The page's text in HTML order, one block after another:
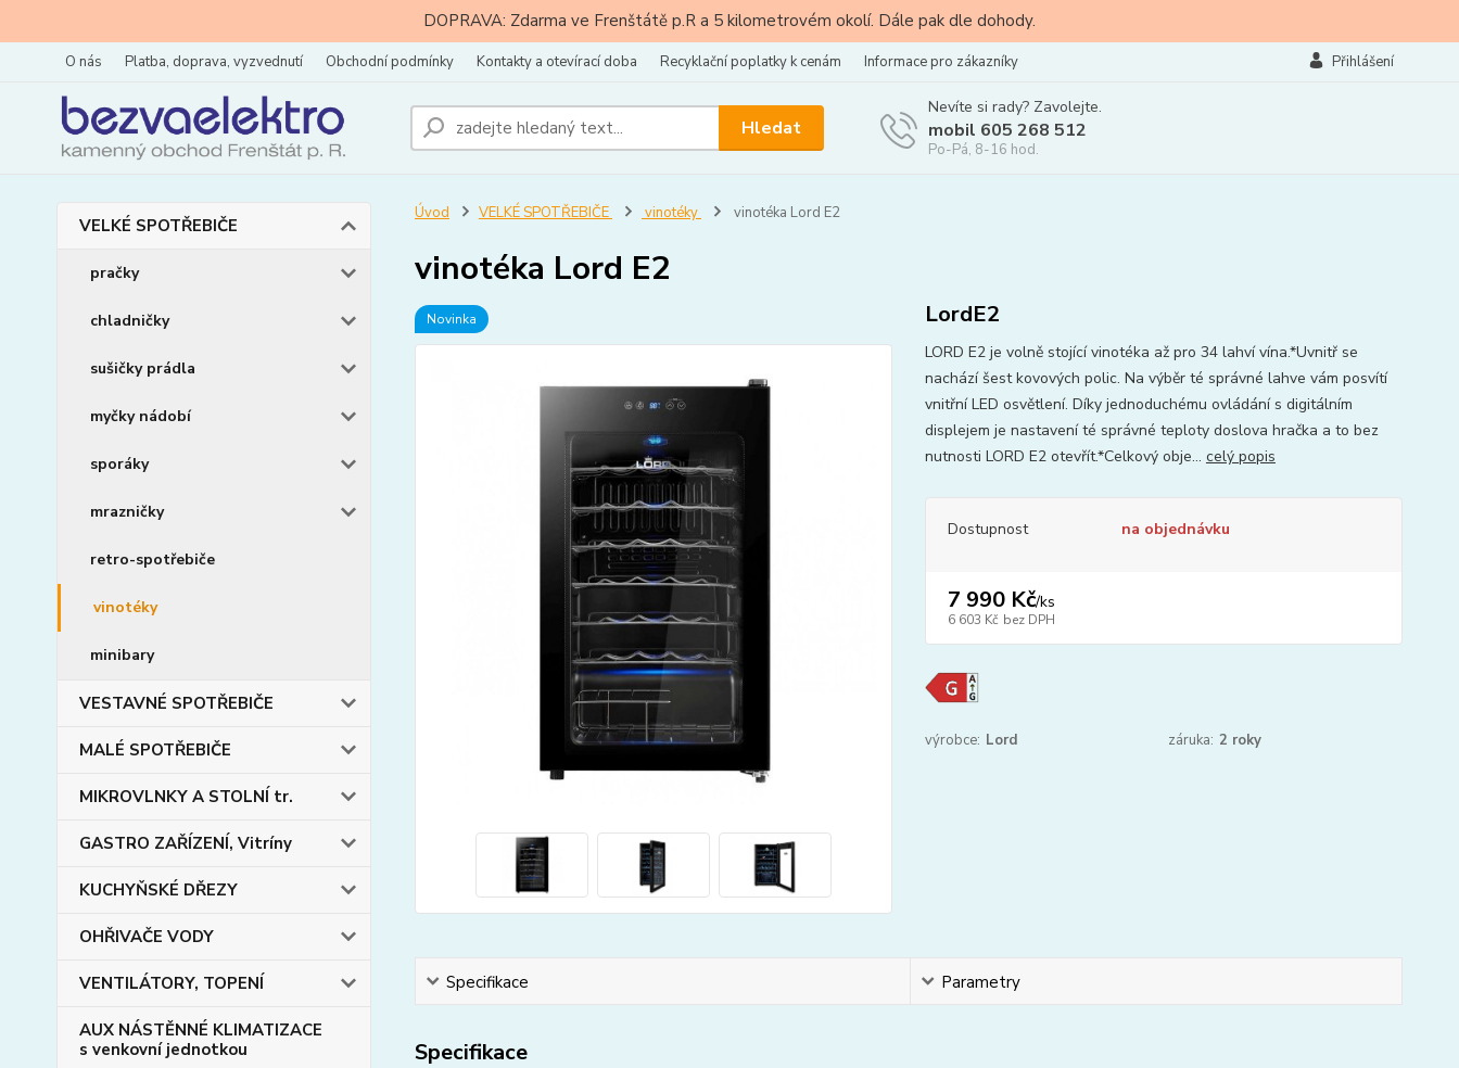
DOPRAVA: Zdarma ve Frenštátě p.R a 5 kilometrovém okolí. Dále pak dle dohody.
O nás Platba, doprava, vyzvednutí Obchodní podmínky Kontakty a otevírací doba Recyklační poplatky k cenám Informace pro zákazníky Přihlášení
Hledat
Nevíte si rady? Zavolejte.
mobil 605 268 512
Po-Pá, 8-16 hod.
VELKÉ SPOTŘEBIČE
pračky
chladničky
sušičky prádla
myčky nádobí
sporáky
mrazničky
retro-spotřebiče
vinotéky
minibary
VESTAVNÉ SPOTŘEBIČE
MALÉ SPOTŘEBIČE
MIKROVLNKY A STOLNÍ tr.
GASTRO ZAŘÍZENÍ, Vitríny
KUCHYŇSKÉ DŘEZY
OHŘIVAČE VODY
VENTILÁTORY, TOPENÍ
AUX NÁSTĚNNÉ KLIMATIZACE
s venkovní jednotkou
Úvod VELKÉ SPOTŘEBIČE vinotéky vinotéka Lord E2
vinotéka Lord E2
Novinka LordE2
LORD E2 je volně stojící vinotéka až pro 34 lahví vína.*Uvnitř se
nachází šest kovových polic. Na výběr té správné lahve vám posvítí
vnitřní LED osvětlení. Díky jednoduchému ovládání s digitálním
displejem je nastavení té správné teploty doslova hračka a to bez
nutnosti LORD E2 otevřít.*Celkový obje... celý popis
Dostupnost na objednávku
7 990 Kč/ks
6 603 Kč bez DPH
výrobce: Lord záruka: 2 roky
Specifikace Parametry
Specifikace